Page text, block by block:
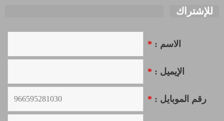
للإشتراك
الاسم : *
الإيميل : *
رقم الموبايل : *